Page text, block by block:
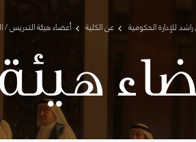
للإدارة الحكومية عن الكلية أعضاء هيئة التدريس /